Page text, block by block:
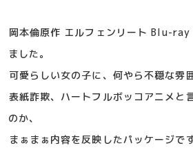
岡本倫原作 エルフェンリート Blu-ray
ました。
可愛らしい女の子に、何やら不穏な雰
表紙詐欺、ハートフルボッコアニメと
のか、
まぁまぁ内容を反映したパッケージです